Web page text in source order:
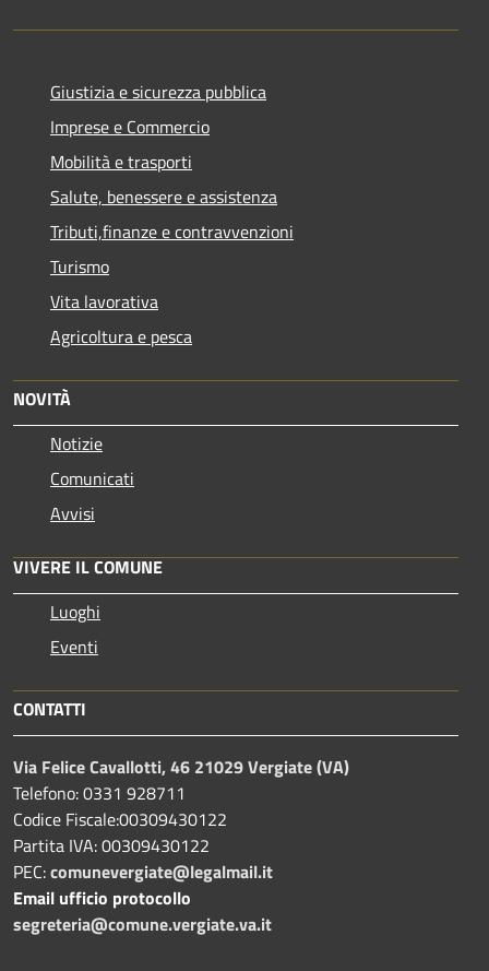
Giustizia e sicurezza pubblica
Imprese e Commercio
Mobilità e trasporti
Salute, benessere e assistenza
Tributi,finanze e contravvenzioni
Turismo
Vita lavorativa
Agricoltura e pesca
NOVITÀ
Notizie
Comunicati
Avvisi
VIVERE IL COMUNE
Luoghi
Eventi
CONTATTI
Via Felice Cavallotti, 46 21029 Vergiate (VA)
Telefono: 0331 928711
Codice Fiscale:00309430122
Partita IVA: 00309430122
PEC:comunevergiate@legalmail.it
Email ufficio protocollo
segreteria@comune.vergiate.va.it